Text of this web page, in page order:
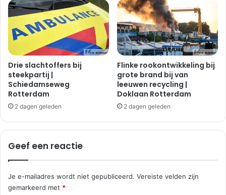
v
o
e
s
l
u
i
s
t
a
u
o
|
H
o
o
g
e
t
Drie slachtoffers bij
steekpartij |
Schiedamseweg
Rotterdam
2 dagen geleden
Flinke rookontwikkeling bij
grote brand bij van
leeuwen recycling |
Doklaan Rotterdam
2 dagen geleden
Geef een reactie
Je e-mailadres wordt niet gepubliceerd. Vereiste velden zijn
gemarkeerd met *